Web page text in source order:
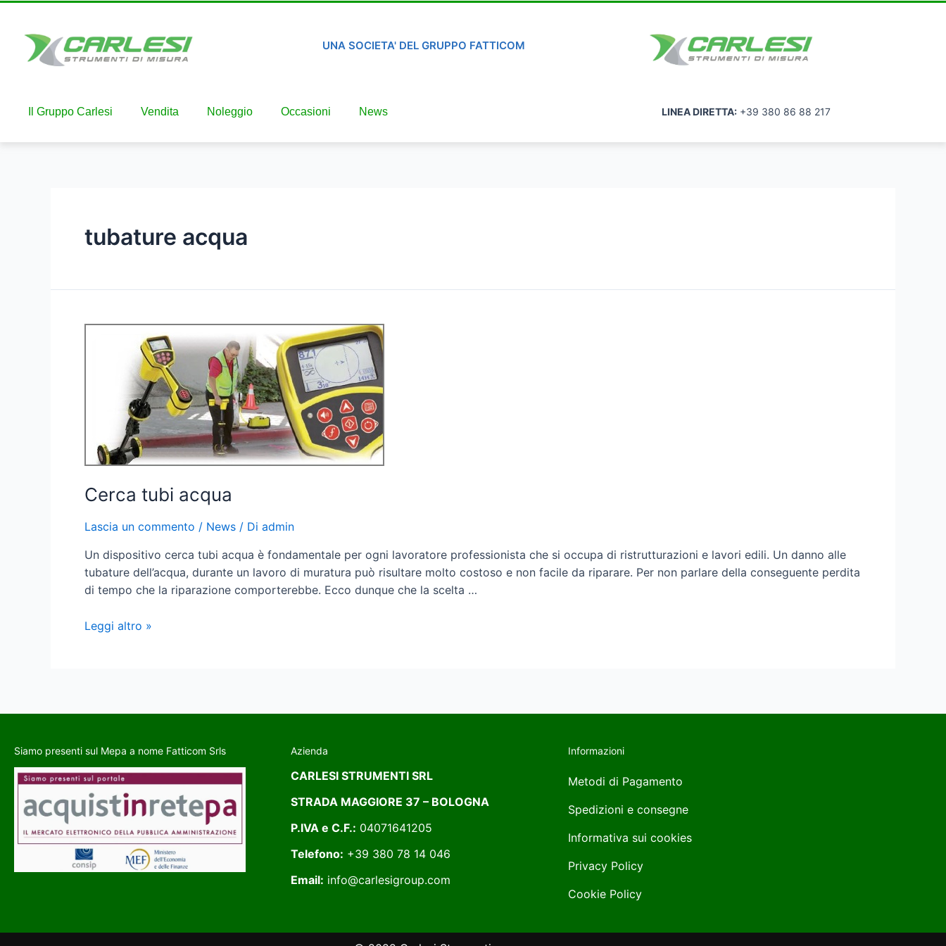
UNA SOCIETA' DEL GRUPPO FATTICOM
Il Gruppo Carlesi Vendita Noleggio Occasioni News LINEA DIRETTA: +39 380 86 88 217
tubature acqua
Cerca tubi acqua
Lascia un commento / News / Di admin
Un dispositivo cerca tubi acqua è fondamentale per ogni lavoratore professionista che si occupa di ristrutturazioni e lavori edili. Un danno alle
tubature dell’acqua, durante un lavoro di muratura può risultare molto costoso e non facile da riparare. Per non parlare della conseguente perdita
di tempo che la riparazione comporterebbe. Ecco dunque che la scelta …
Leggi altro »
Siamo presenti sul Mepa a nome Fatticom Srls Azienda
CARLESI STRUMENTI SRL
STRADA MAGGIORE 37 – BOLOGNA
P.IVA e C.F.: 04071641205
Telefono: +39 380 78 14 046
Email: info@carlesigroup.com
Informazioni
Metodi di Pagamento
Spedizioni e consegne
Informativa sui cookies
Privacy Policy
Cookie Policy